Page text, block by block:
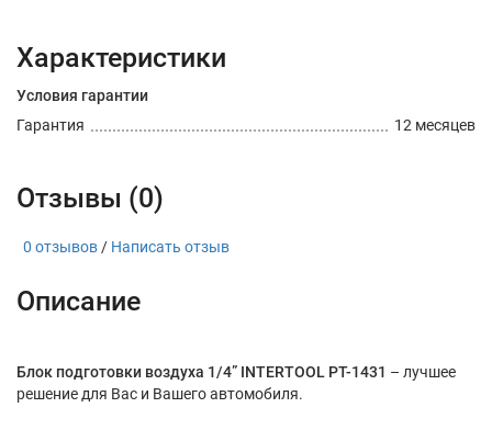
Характеристики
Условия гарантии
Гарантия
12 месяцев
Отзывы (0)
0 отзывов / Написать отзыв
Описание
Блок подготовки воздуха 1/4” INTERTOOL PT-1431 – лучшее
решение для Вас и Вашего автомобиля.